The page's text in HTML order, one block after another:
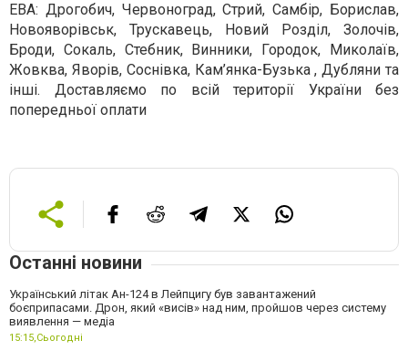
ЕВА: Дрогобич, Червоноград, Стрий, Самбір, Борислав,
Новояворівськ, Трускавець, Новий Розділ, Золочів,
Броди, Сокаль, Стебник, Винники, Городок, Миколаїв,
Жовква, Яворів, Соснівка, Кам’янка-Бузька , Дубляни та
інші. Доставляємо по всій території України без
попередньої оплати
Останні новини
Український літак Ан-124 в Лейпцигу був завантажений
боєприпасами. Дрон, який «висів» над ним, пройшов через систему
виявлення — медіа
15:15,Сьогодні